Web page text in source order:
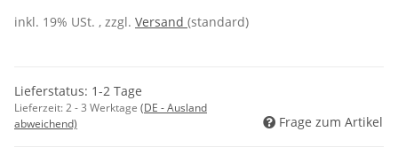
inkl. 19% USt. , zzgl. Versand (standard)
Lieferstatus: 1-2 Tage
Lieferzeit:2 - 3 Werktage (DE - Ausland
abweichend)
Frage zum Artikel